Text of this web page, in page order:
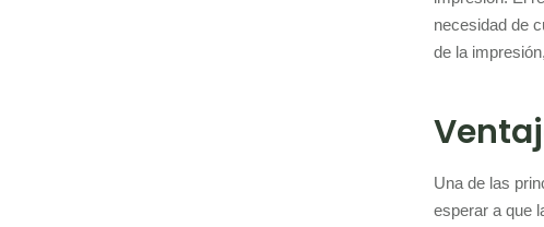
necesidad de
de la
Una de las
esperar a que